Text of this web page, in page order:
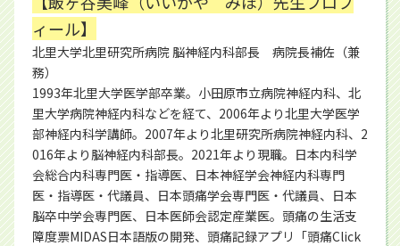
ィール】
北里大学北里研究所病院 脳神経内科部長 病院長補佐（兼
務）
1993年北里大学医学部卒業。小田原市立病院神経内科、北
里大学病院神経内科などを経て、2006年より北里大学医学
部神経内科学講師。2007年より北里研究所病院神経内科、2
016年より脳神経内科部長。2021年より現職。日本内科学
会総合内科専門医・指導医、日本神経学会神経内科専門
医・指導医・代議員、日本頭痛学会専門医・代議員、日本
脳卒中学会専門医、日本医師会認定産業医。頭痛の生活支
障度票MIDAS日本語版の開発、頭痛記録アプリ「頭痛Click